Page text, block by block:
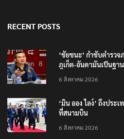
RECENT POSTS
‘ชัยชนะ’ กำชับตำรว
ภูเก็ต-อันดามันเป็นฐา
6 สิงหาคม 2026
‘มิน ออง ไลง์’ ถึงประ
ที่สนามบิน
6 สิงหาคม 2026